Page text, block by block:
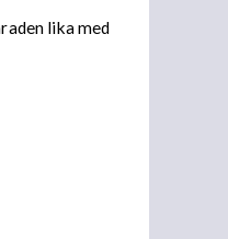
lika med